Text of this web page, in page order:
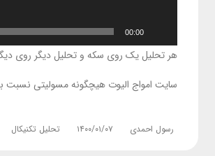
00:00
هر تحلیل یک روی سکه و تحلیل دیگر روی
سایت امواج الیوت هیچگونه مسولیتی
رسول احمدی ۱۴۰۰/۰۱/۰۷ تحلیل تکنیکال